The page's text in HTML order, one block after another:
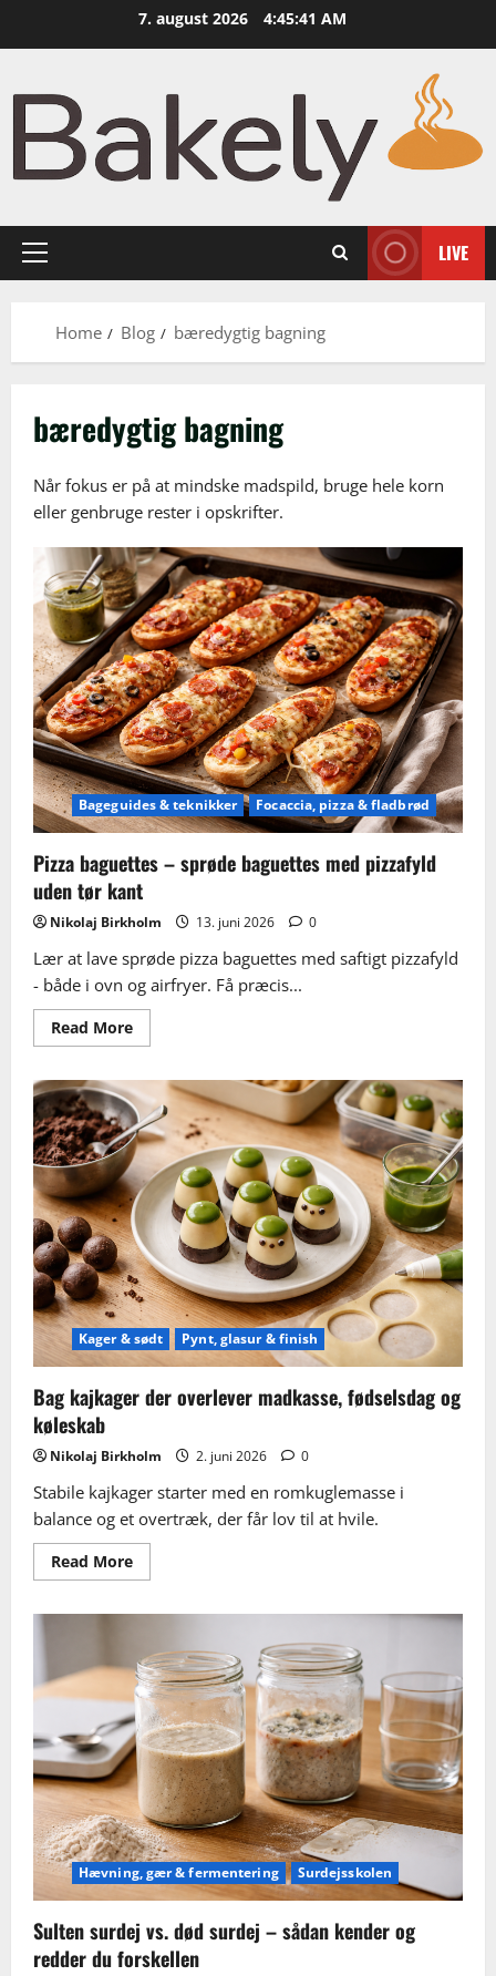
7. august 2026 4:45:42 AM
Primary
LIVE
Home Blog bæredygtig bagning
bæredygtig bagning
Når fokus er på at mindske madspild, bruge hele korn
eller genbruge rester i opskrifter.
Bageguides & teknikker Focaccia, pizza & fladbrød
Pizza baguettes – sprøde baguettes med pizzafyld
uden tør kant
Nikolaj Birkholm 13. juni 2026 0
Lær at lave sprøde pizza baguettes med saftigt pizzafyld
- både i ovn og airfryer. Få præcis...
Read MoreRead
more
baguettes
–
sprøde
baguettes
med
pizzafyld
uden
tør
kant
Kager & sødt Pynt, glasur & finish
Bag kajkager der overlever madkasse, fødselsdag og
køleskab
Nikolaj Birkholm 2. juni 2026 0
Stabile kajkager starter med en romkuglemasse i
balance og et overtræk, der får lov til at hvile.
Read MoreRead
more
overlever
madkasse,
fødselsdag
og
køleskab
Hævning, gær & fermentering Surdejsskolen
Sulten surdej vs. død surdej – sådan kender og
redder du forskellen